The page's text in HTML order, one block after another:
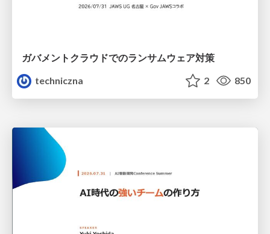
ガバメントクラウドでのランサムウェア対策
techniczna
2 850